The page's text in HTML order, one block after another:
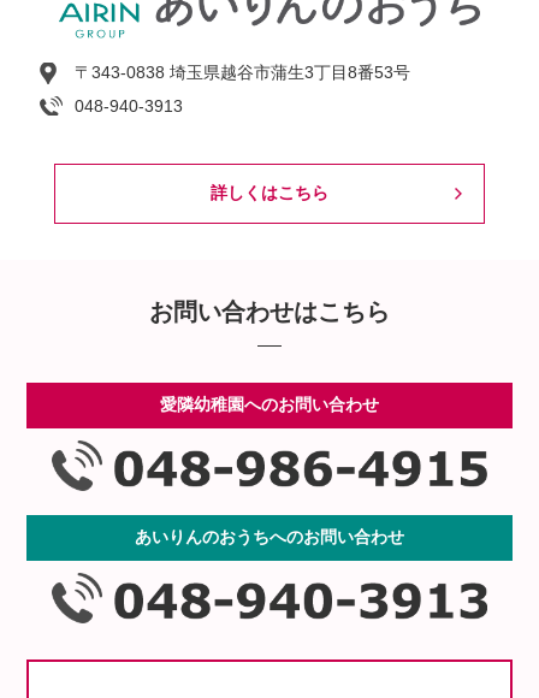
〒343-0838 埼玉県越谷市蒲生3丁目8番53号
048-940-3913
詳しくはこちら
お問い合わせはこちら
愛隣幼稚園へのお問い合わせ
あいりんのおうちへのお問い合わせ